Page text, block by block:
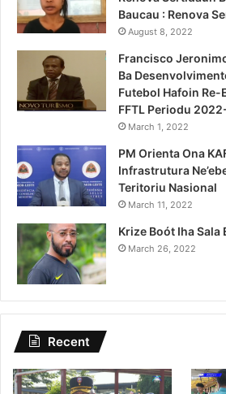
Baucau : Renova
August 8, 2022
Francisco
Ba
Futebol Hafoin Re-
FFTL Periodu
March 1, 2022
PM Orienta Ona
Infrastrutura
Teritoriu Nasional
March 11, 2022
Krize Boót Iha Sala
March 26, 2022
Recent